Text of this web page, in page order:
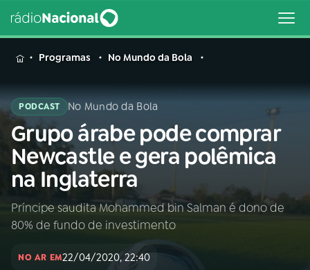
MENU
Buscar
na
Rádio
Nacional
Buscar
AO VIVO
INÍCIO
Programas No Mundo da Bola
PODCAST No Mundo da Bola
Grupo árabe pode comprar
Newcastle e gera polêmica
na Inglaterra
Príncipe saudita Mohammed bin Salman é dono de
80% de fundo de investimento
NO AR EM22/04/2020, 22:40